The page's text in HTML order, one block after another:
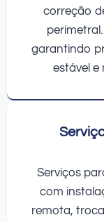
correção
garantindo
estável e
Serviços
com
remota,